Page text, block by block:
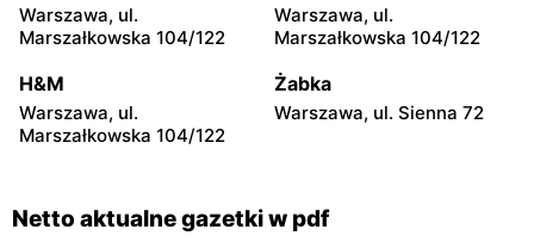
Netto
Kuklińskiego 1
Netto
6
Netto Netto
Warszawa, ul.
Marszałkowska 104/122
Warszawa, ul.
Marszałkowska 104/122
H&M
Warszawa, ul.
Marszałkowska 104/122
Żabka
Warszawa, ul. Sienna 72
Netto aktualne gazetki w pdf